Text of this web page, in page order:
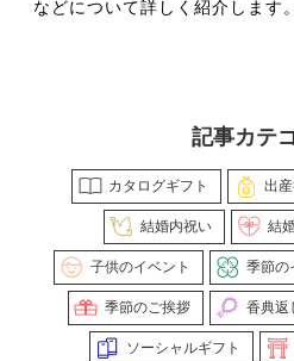
などについて詳しく紹介します。
記事カテ
カタログギフト 出
結婚内祝い 結
子供のイベント 季節の
季節のご挨拶 香典返
ソーシャルギフト